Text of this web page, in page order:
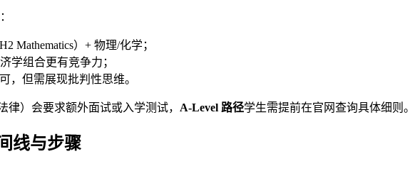
Mathematics）+ 物理/化学；
学组合更有竞争力；
，但需展现批判性思维。
）会要求额外面试或入学测试， A-Level 路径学生需提前在官网查询具体细则。
线与步骤